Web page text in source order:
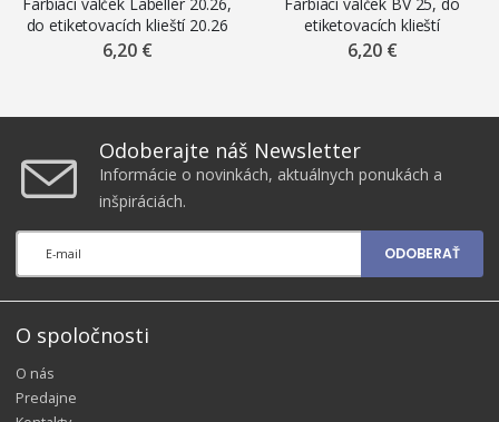
do etiketovacích klieští 20.26
6,20 €
etiketovacích klieští
2516,2612
6,20 €
Odoberajte náš Newsletter
Informácie o novinkách, aktuálnych ponukách a
inšpiráciách.
ODOBERAŤ
O spoločnosti
O nás
Predajne